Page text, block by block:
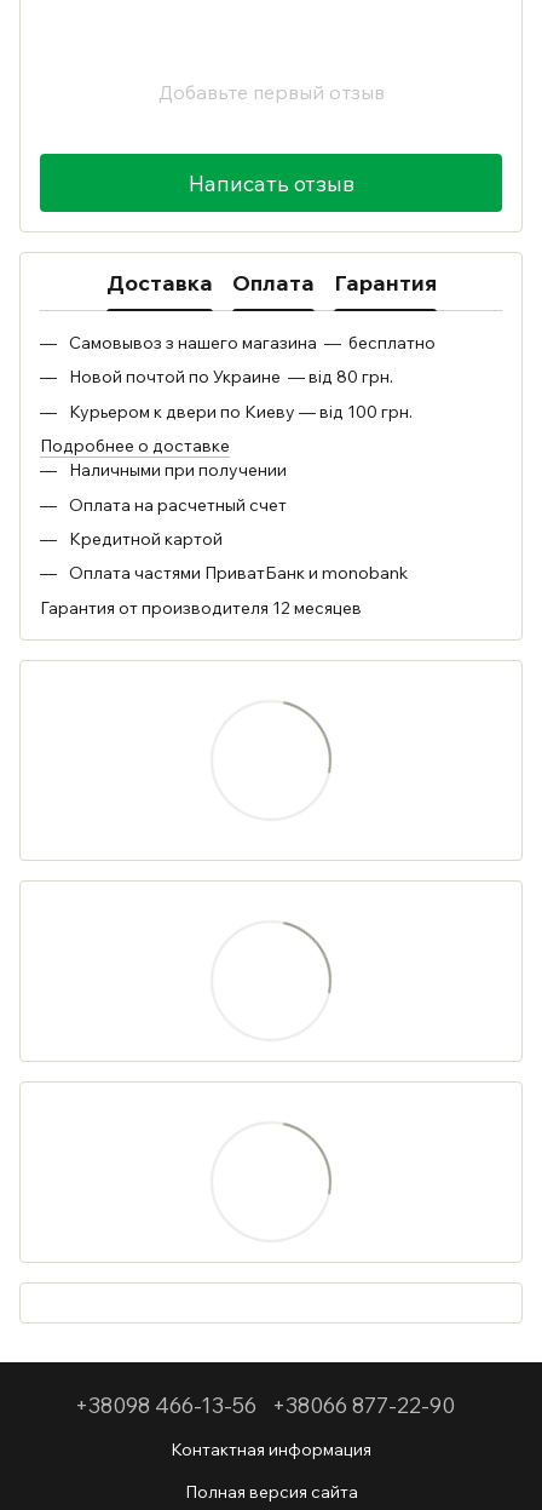
Добавьте первый отзыв
Написать отзыв
Доставка Оплата Гарантия
Самовывоз з нашего магазина — бесплатно
Новой почтой по Украине — від 80 грн.
Курьером к двери по Киеву — від 100 грн.
Подробнее о доставке
Наличными при получении
Оплата на расчетный счет
Кредитной картой
Оплата частями ПриватБанк и monobank
Гарантия от производителя 12 месяцев
+38098 466-13-56 +38066 877-22-90
Контактная информация
Полная версия сайта